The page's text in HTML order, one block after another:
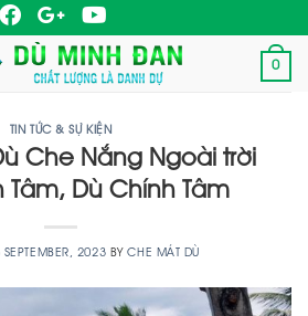
0
TIN TỨC & SỰ KIỆN
Che Nắng Ngoài trời
Tâm, Dù Chính Tâm
SEPTEMBER, 2023 BYCHE MÁT DÙ